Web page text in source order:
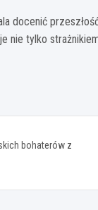
docenić
nie tylko
bohaterów z